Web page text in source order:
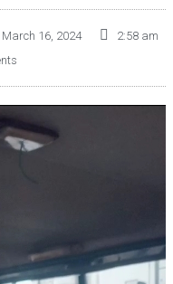
March 16, 2024
2:58 am